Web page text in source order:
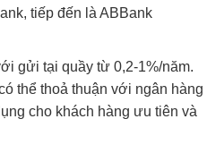
tiếp đến là ABBank
gửi tại quầy từ 0,2-1%/năm.
thể thoả thuận với ngân hàng
cho khách hàng ưu tiên và